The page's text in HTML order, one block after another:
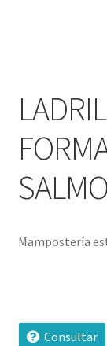
Mampostería
Consultar